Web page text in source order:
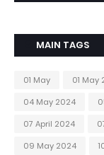
MAIN TAGS
01 May 01 May
04 May 2024
07 April 2024
09 May 2024